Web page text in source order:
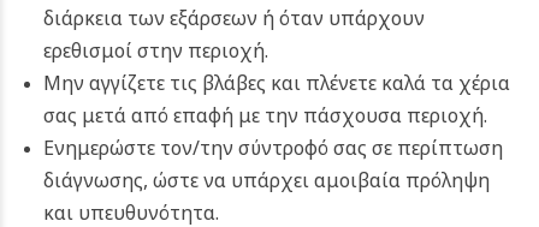
διάρκεια των εξάρσεων ή όταν υπάρχουν
ερεθισμοί στην περιοχή.
Μην αγγίζετε τις βλάβες και πλένετε καλά τα χέρια
σας μετά από επαφή με την πάσχουσα περιοχή.
Ενημερώστε τον/την σύντροφό σας σε περίπτωση
διάγνωσης, ώστε να υπάρχει αμοιβαία πρόληψη
και υπευθυνότητα.